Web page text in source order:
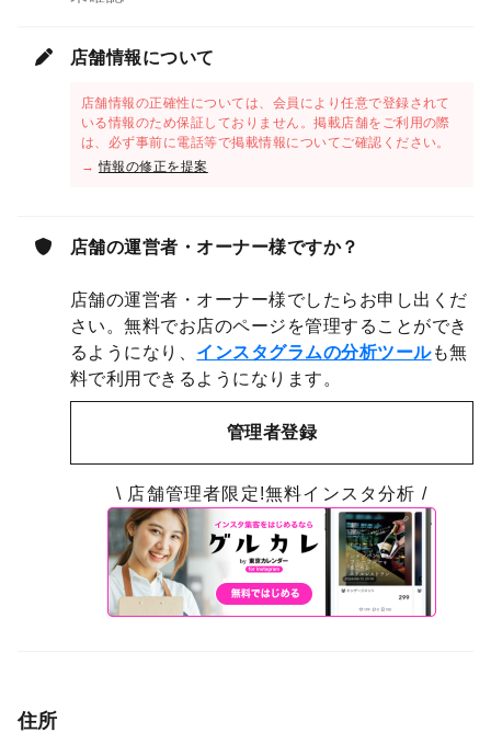
店舗情報について
店舗情報の正確性については、会員により任意で登録されて
いる情報のため保証しておりません。掲載店舗をご利用の際
は、必ず事前に電話等で掲載情報についてご確認ください。
→情報の修正を提案
店舗の運営者・オーナー様ですか？
店舗の運営者・オーナー様でしたらお申し出くだ
さい。無料でお店のページを管理することができ
るようになり、 インスタグラムの分析ツールも無
料で利用できるようになります。
管理者登録
\ 店舗管理者限定!無料インスタ分析 /
住所